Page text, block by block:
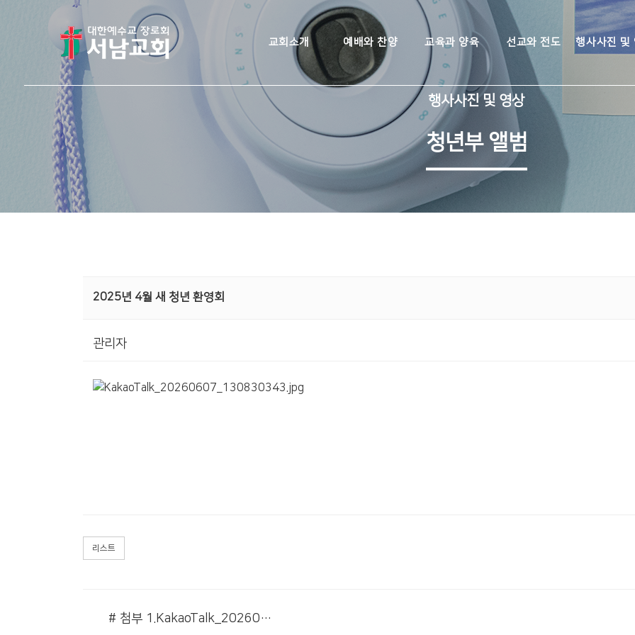
교회소개 예배와 찬양 교육과 양육 선교와 전도 행사사진 및
행사사진 및 영상
청년부 앨범
2025년 4월 새 청년 환영회
관리자
리스트
# 첨부 1.KakaoTalk_20260607_130830343.jpg